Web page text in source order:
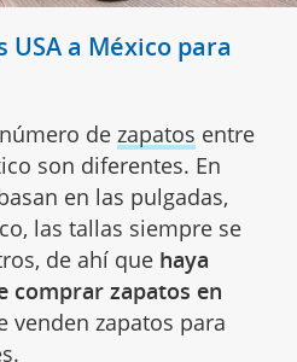
a México para
de zapatos entre
son diferentes. En
en las pulgadas,
las tallas siempre se
de ahí que haya
comprar zapatos en
venden zapatos para